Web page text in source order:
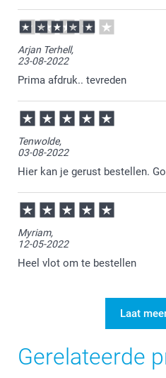
11:12
👍🏻
Arjan Terhell,
23-08-2022
Prima afdruk.. tevreden
Tenwolde,
03-08-2022
Hier kan je gerust bestellen.
Myriam,
12-05-2022
Heel vlot om te bestellen
Laat
Gerelateerde